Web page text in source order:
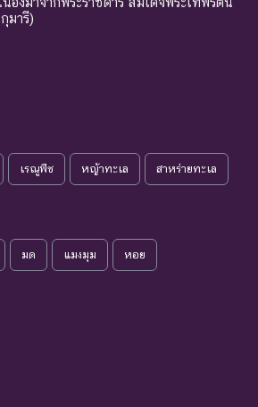
มารี)
เรณูพืช หญ้าทะเล สาหร่ายทะเล
มด แมงมุม หอย